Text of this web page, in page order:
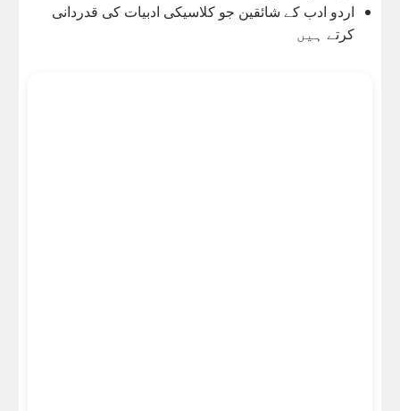
اردو ادب کے شائقین جو کلاسیکی ادبیات کی قدردانی
کرتے ہیں